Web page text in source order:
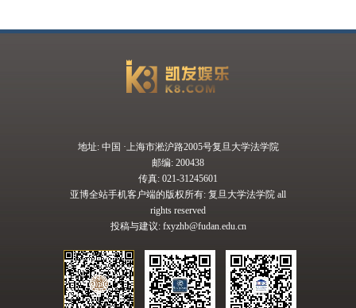
地址: 中国 ·上海市淞沪路2005号复旦大学法学院
邮编: 200438
传真: 021-31245601
亚博全站手机客户端的版权所有: 复旦大学法学院 all
rights reserved
投稿与建议: fxyzhb@fudan.edu.cn